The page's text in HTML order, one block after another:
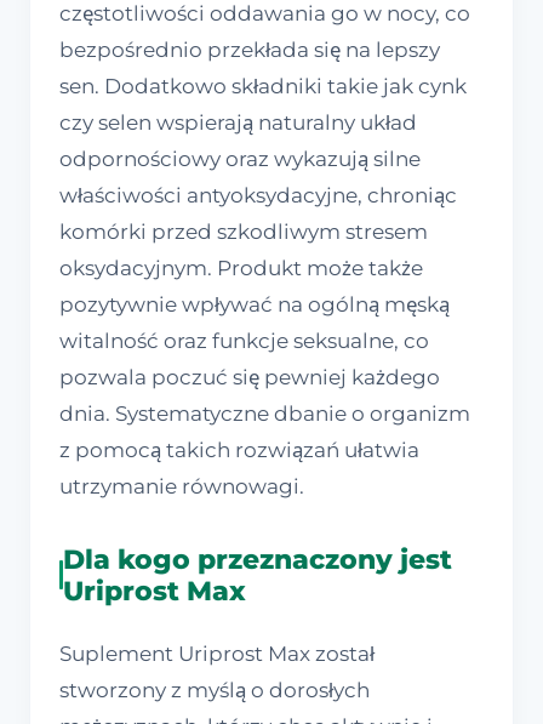
częstotliwości oddawania go w nocy, co
bezpośrednio przekłada się na lepszy
sen. Dodatkowo składniki takie jak cynk
czy selen wspierają naturalny układ
odpornościowy oraz wykazują silne
właściwości antyoksydacyjne, chroniąc
komórki przed szkodliwym stresem
oksydacyjnym. Produkt może także
pozytywnie wpływać na ogólną męską
witalność oraz funkcje seksualne, co
pozwala poczuć się pewniej każdego
dnia. Systematyczne dbanie o organizm
z pomocą takich rozwiązań ułatwia
utrzymanie równowagi.
Dla kogo przeznaczony jest
Uriprost Max
Suplement Uriprost Max został
stworzony z myślą o dorosłych